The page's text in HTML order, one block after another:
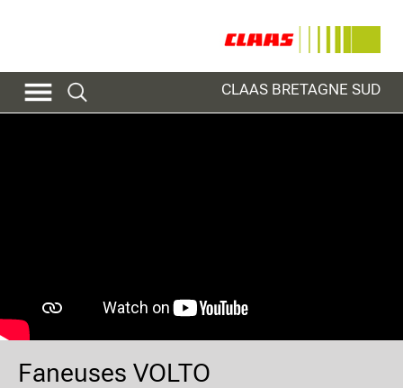
CLAAS BRETAGNE SUD
Faneuses VOLTO